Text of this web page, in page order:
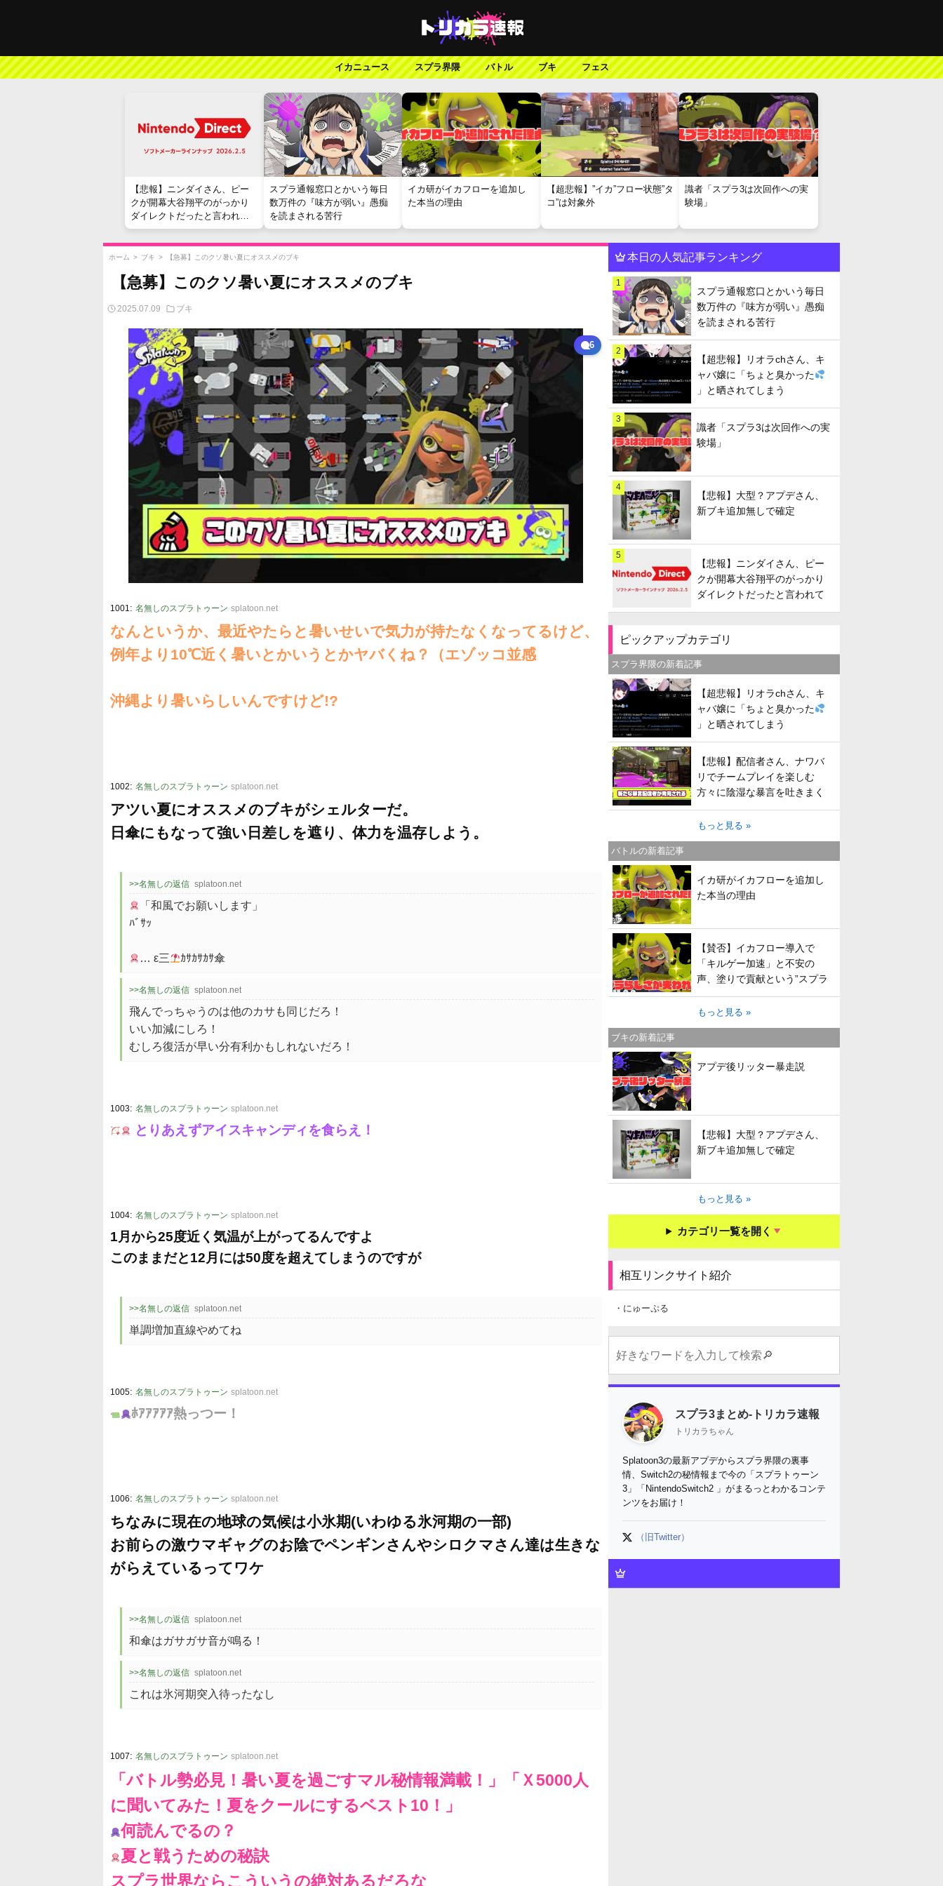
イカニュース スプラ界隈 バトル ブキ フェス
【悲報】ニンダイさん、ピー
クが開幕大谷翔平のがっかり
ダイレクトだったと言われて
しまう
スプラ通報窓口とかいう毎日
数万件の『味方が弱い』愚痴
を読まされる苦行
イカ研がイカフローを追加し
た本当の理由
【超悲報】”イカ”フロー状態”タ
コ”は対象外
識者「スプラ3は次回作への実
験場」
ホーム > ブキ > 【急募】このクソ暑い夏にオススメのブキ
【急募】このクソ暑い夏にオススメのブキ
2025.07.09 ブキ
6
1001: 名無しのスプラトゥーン splatoon.net
なんというか、最近やたらと暑いせいで気力が持たなくなってるけど、
例年より10℃近く暑いとかいうとかヤバくね？（エゾッコ並感
沖縄より暑いらしいんですけど!?
1002: 名無しのスプラトゥーン splatoon.net
アツい夏にオススメのブキがシェルターだ。
日傘にもなって強い日差しを遮り、体力を温存しよう。
>>名無しの返信 splatoon.net
「和風でお願いします」
ﾊﾞｻｯ
… ε三 ｶｻｶｻｶｻ傘
>>名無しの返信 splatoon.net
飛んでっちゃうのは他のカサも同じだろ！
いい加減にしろ！
むしろ復活が早い分有利かもしれないだろ！
1003: 名無しのスプラトゥーン splatoon.net
とりあえずアイスキャンディを食らえ！
1004: 名無しのスプラトゥーン splatoon.net
1月から25度近く気温が上がってるんですよ
このままだと12月には50度を超えてしまうのですが
>>名無しの返信 splatoon.net
単調増加直線やめてね
1005: 名無しのスプラトゥーン splatoon.net
ﾎｱｱｱｱｱ熱っつー！
1006: 名無しのスプラトゥーン splatoon.net
ちなみに現在の地球の気候は小氷期(いわゆる氷河期の一部)
お前らの激ウマギャグのお陰でペンギンさんやシロクマさん達は生きな
がらえているってワケ
>>名無しの返信 splatoon.net
和傘はガサガサ音が鳴る！
>>名無しの返信 splatoon.net
これは氷河期突入待ったなし
1007: 名無しのスプラトゥーン splatoon.net
「バトル勢必見！暑い夏を過ごすマル秘情報満載！」「Ｘ5000人
に聞いてみた！夏をクールにするベスト10！」
何読んでるの？
夏と戦うための秘訣
スプラ世界ならこういうの絶対あるだろな
本日の人気記事ランキング
1
スプラ通報窓口とかいう毎日
数万件の『味方が弱い』愚痴
を読まされる苦行
2
【超悲報】リオラchさん、キ
ャバ嬢に「ちょと臭かった
」と晒されてしまう
3
識者「スプラ3は次回作への実
験場」
4
【悲報】大型？アプデさん、
新ブキ追加無しで確定
5
【悲報】ニンダイさん、ピー
クが開幕大谷翔平のがっかり
ダイレクトだったと言われて
しまう
ピックアップカテゴリ
スプラ界隈の新着記事
【超悲報】リオラchさん、キ
ャバ嬢に「ちょと臭かった
」と晒されてしまう
【悲報】配信者さん、ナワバ
リでチームプレイを楽しむ
方々に陰湿な暴言を吐きまく
ってしまう
もっと見る »
バトルの新着記事
イカ研がイカフローを追加し
た本当の理由
【賛否】イカフロー導入で
「キルゲー加速」と不安の
声、塗りで貢献という”スプラ
らしさ”は失われてしまうのか
もっと見る »
ブキの新着記事
アプデ後リッター暴走説
【悲報】大型？アプデさん、
新ブキ追加無しで確定
もっと見る »
カテゴリ一覧を開く
相互リンクサイト紹介
・にゅーぷる
スプラ3まとめ-トリカラ速報
トリカラちゃん
Splatoon3の最新アプデからスプラ界隈の裏事
情、Switch2の秘情報まで今の「スプラトゥーン
3」「NintendoSwitch2 」がまるっとわかるコンテ
ンツをお届け！
（旧Twitter）